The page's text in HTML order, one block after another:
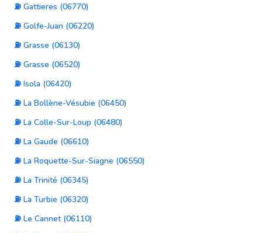
⛽ Gattieres (06770)
⛽ Golfe-Juan (06220)
⛽ Grasse (06130)
⛽ Grasse (06520)
⛽ Isola (06420)
⛽ La Bollène-Vésubie (06450)
⛽ La Colle-Sur-Loup (06480)
⛽ La Gaude (06610)
⛽ La Roquette-Sur-Siagne (06550)
⛽ La Trinité (06345)
⛽ La Turbie (06320)
⛽ Le Cannet (06110)